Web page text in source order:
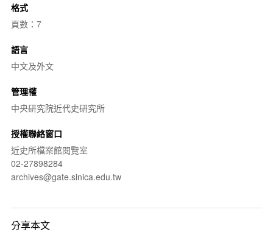
格式
頁數：7
語言
中文及外文
管理權
中央研究院近代史研究所
授權聯絡窗口
近史所檔案館閱覽室
02-27898284
archives@gate.sinica.edu.tw
分享本文